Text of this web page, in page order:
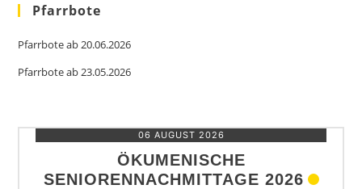
Pfarrbote
Pfarrbote ab 20.06.2026
Pfarrbote ab 23.05.2026
06 AUGUST 2026
ÖKUMENISCHE
SENIORENNACHMITTAGE 2026